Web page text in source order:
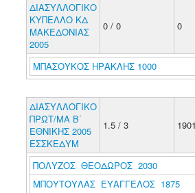
ΔΙΑΣΥΛΛΟΓΙΚΟ
ΚΥΠΕΛΛΟ ΚΔ
ΜΑΚΕΔΟΝΙΑΣ
2005
0 / 0 0
ΜΠΑΣΟΥΚΟΣ ΗΡΑΚΛΗΣ 1000
ΔΙΑΣΥΛΛΟΓΙΚΟ
ΠΡΩΤ/ΜΑ Β΄
ΕΘΝΙΚΗΣ 2005
ΕΣΣΚΕΔΥΜ
1.5 / 3
ΠΟΛΥΖΟΣ ΘΕΟΔΩΡΟΣ 2030
ΜΠΟΥΤΟΥΛΑΣ ΕΥΑΓΓΕΛΟΣ 1875